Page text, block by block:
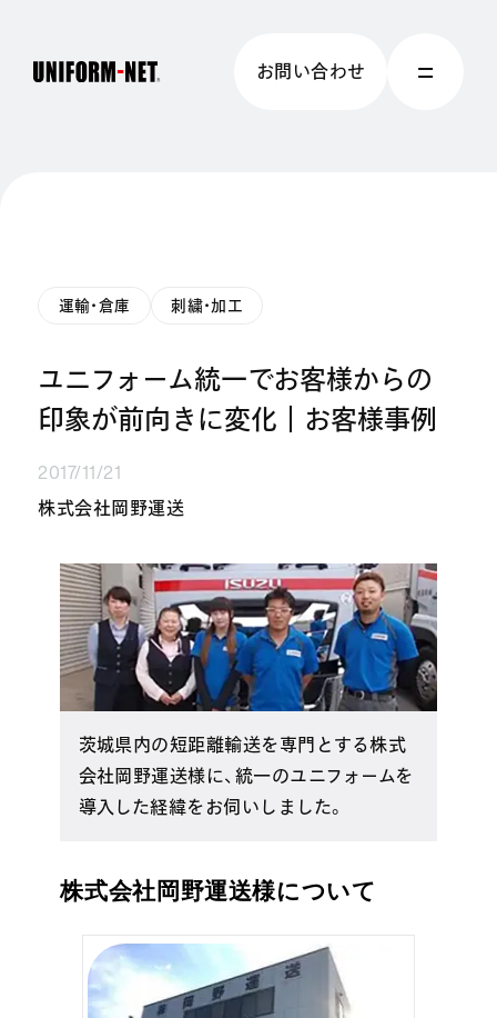
お問い合わせ
運輸・倉庫 刺繍・加工
ユニフォーム統一でお客様からの
印象が前向きに変化｜お客様事例
2017/11/21
株式会社岡野運送
茨城県内の短距離輸送を専門とする株式
会社岡野運送様に、統一のユニフォームを
導入した経緯をお伺いしました。
株式会社岡野運送様について